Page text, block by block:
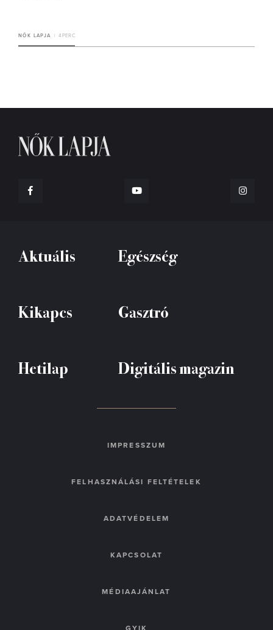
NŐK LAPJA 4 PERC
Aktuális Egészség
Kikapcs Gasztró
Hetilap Digitális magazin
IMPRESSZUM
FELHASZNÁLÁSI FELTÉTELEK
ADATVÉDELEM
KAPCSOLAT
MÉDIAAJÁNLAT
GYIK